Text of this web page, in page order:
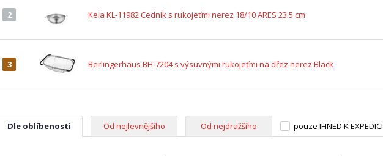
2 Kela KL-11982 Cedník s rukojeťmi nerez 18/10 ARES 23.5 cm
3 Berlingerhaus BH-7204 s výsuvnými rukojeťmi na dřez nerez Black
Dle oblíbenosti Od nejlevnějšího Od nejdražšího pouze IHNED K EXPEDICI